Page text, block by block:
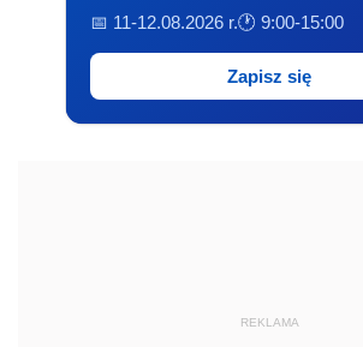
📅 11-12.08.2026 r.🕐 9:00-15:00
Zapisz się
REKLAMA